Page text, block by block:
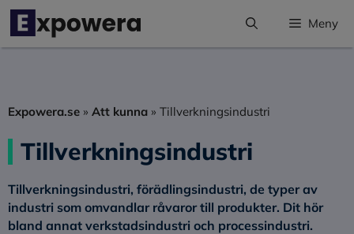
Hoppa
innehåll
Meny
Expowera.se » Att kunna » Tillverkningsindustri
Tillverkningsindustri
Tillverkningsindustri, förädlingsindustri, de typer av
industri som omvandlar råvaror till produkter. Dit hör
bland annat verkstadsindustri och processindustri.